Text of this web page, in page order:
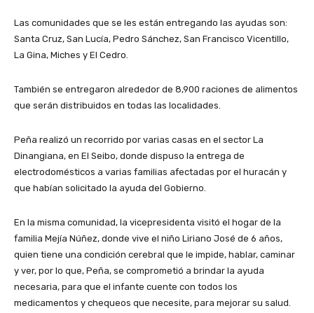
Las comunidades que se les están entregando las ayudas son:
Santa Cruz, San Lucía, Pedro Sánchez, San Francisco Vicentillo,
La Gina, Miches y El Cedro.
También se entregaron alrededor de 8,900 raciones de alimentos
que serán distribuidos en todas las localidades.
Peña realizó un recorrido por varias casas en el sector La
Dinangiana, en El Seibo, donde dispuso la entrega de
electrodomésticos a varias familias afectadas por el huracán y
que habían solicitado la ayuda del Gobierno.
En la misma comunidad, la vicepresidenta visitó el hogar de la
familia Mejía Núñez, donde vive el niño Liriano José de 6 años,
quien tiene una condición cerebral que le impide, hablar, caminar
y ver, por lo que, Peña, se comprometió a brindar la ayuda
necesaria, para que el infante cuente con todos los
medicamentos y chequeos que necesite, para mejorar su salud.